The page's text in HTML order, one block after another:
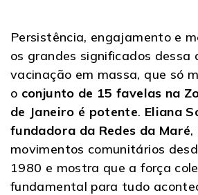
Persistência, engajamento e
os grandes significados dessa
vacinação em massa, que só
o conjunto de 15 favelas na
de Janeiro é potente. Eliana
fundadora da Redes da Maré,
movimentos comunitários
1980 e mostra que a força
fundamental para tudo